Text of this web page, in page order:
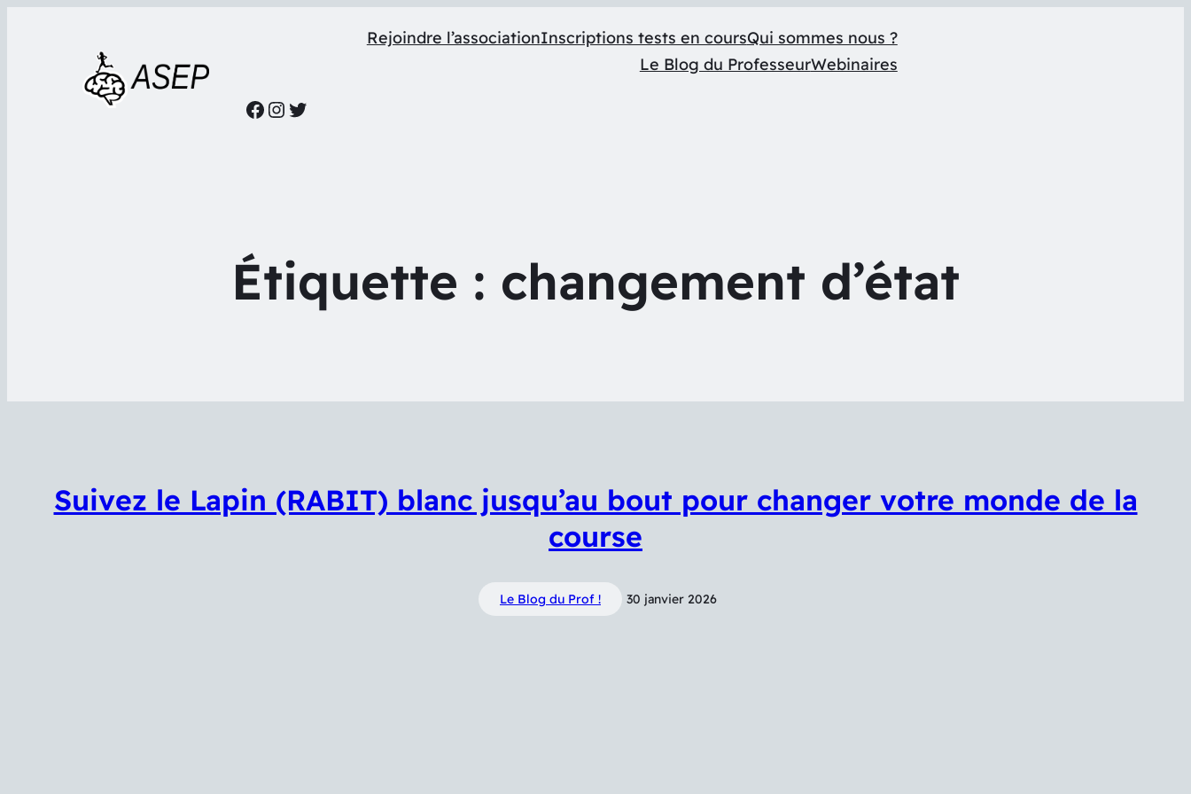
Rejoindre l’associationInscriptions tests en coursQui sommes nous ?
Le Blog du ProfesseurWebinaires
Facebook
Instagram
Twitter
Étiquette : changement d’état
Suivez le Lapin (RABIT) blanc jusqu’au bout pour changer votre monde de la
course
Le Blog du Prof ! 30 janvier 2026